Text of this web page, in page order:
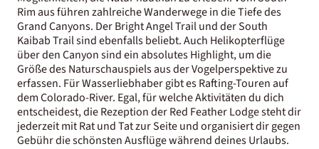
Rim aus führen zahlreiche Wanderwege in die Tiefe des
Grand Canyons. Der Bright Angel Trail und der South
Kaibab Trail sind ebenfalls beliebt. Auch Helikopterflüge
über den Canyon sind ein absolutes Highlight, um die
Größe des Naturschauspiels aus der Vogelperspektive zu
erfassen. Für Wasserliebhaber gibt es Rafting-Touren auf
dem Colorado-River. Egal, für welche Aktivitäten du dich
entscheidest, die Rezeption der Red Feather Lodge steht dir
jederzeit mit Rat und Tat zur Seite und organisiert dir gegen
Gebühr die schönsten Ausflüge während deines Urlaubs.